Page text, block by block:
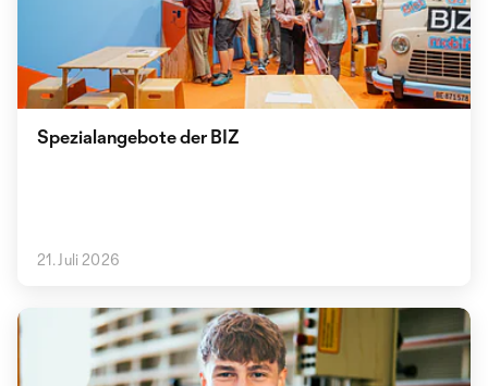
Spezialangebote der BIZ
21. Juli 2026